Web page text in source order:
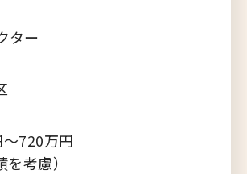
ログイン
リア
ター
720万円
を考慮）